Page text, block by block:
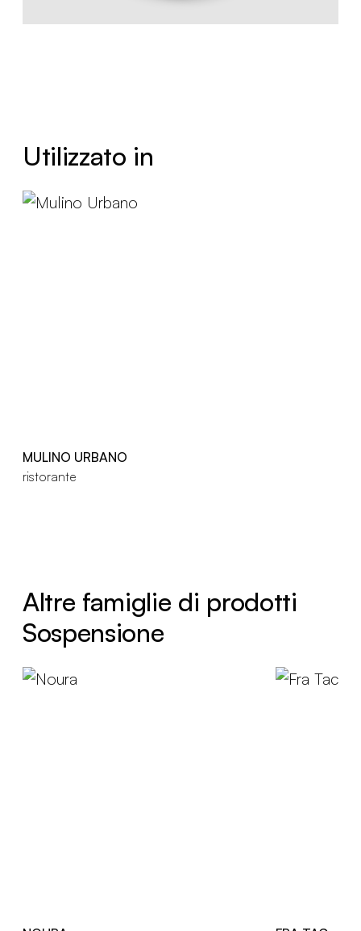
Utilizzato in
MULINO URBANO
ristorante
Altre famiglie di prodotti
Sospensione